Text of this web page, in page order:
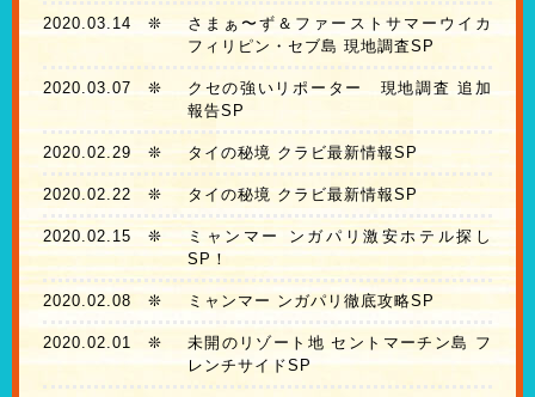
2020.03.14 ❊
さまぁ〜ず＆ファーストサマーウイカ
フィリピン・セブ島 現地調査SP
2020.03.07 ❊
クセの強いリポーター 現地調査 追加
報告SP
2020.02.29 ❊ タイの秘境 クラビ最新情報SP
2020.02.22 ❊ タイの秘境 クラビ最新情報SP
2020.02.15 ❊
ミャンマー ンガパリ激安ホテル探し
SP！
2020.02.08 ❊ ミャンマー ンガパリ徹底攻略SP
2020.02.01 ❊
未開のリゾート地 セントマーチン島 フ
レンチサイドSP